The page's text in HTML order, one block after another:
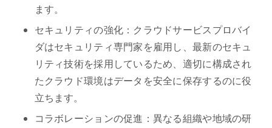
ます。
セキュリティの強化：クラウドサービスプロバイ
ダはセキュリティ専門家を雇用し、最新のセキュ
リティ技術を採用しているため、適切に構成され
たクラウド環境はデータを安全に保存するのに役
立ちます。
コラボレーションの促進：異なる組織や地域の研